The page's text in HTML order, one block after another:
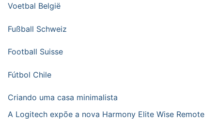
Voetbal België
Fußball Schweiz
Football Suisse
Fútbol Chile
Criando uma casa minimalista
A Logitech expõe a nova Harmony Elite Wise Remote